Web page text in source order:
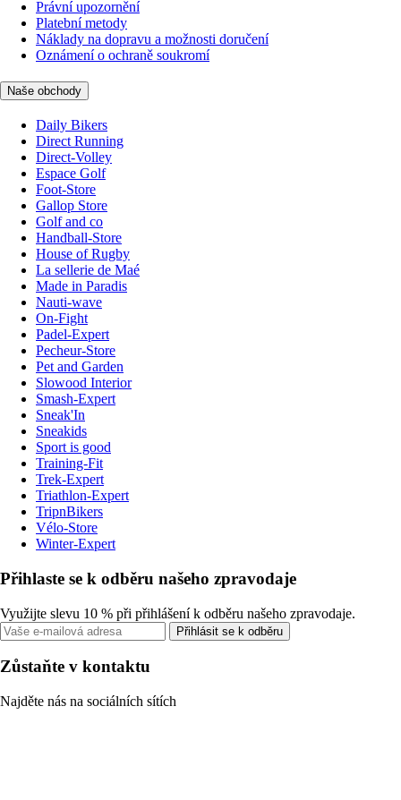
Právní upozornění
Platební metody
Náklady na dopravu a možnosti doručení
Oznámení o ochraně soukromí
Naše obchody
Daily Bikers
Direct Running
Direct-Volley
Espace Golf
Foot-Store
Gallop Store
Golf and co
Handball-Store
House of Rugby
La sellerie de Maé
Made in Paradis
Nauti-wave
On-Fight
Padel-Expert
Pecheur-Store
Pet and Garden
Slowood Interior
Smash-Expert
Sneak'In
Sneakids
Sport is good
Training-Fit
Trek-Expert
Triathlon-Expert
TripnBikers
Vélo-Store
Winter-Expert
Přihlaste se k odběru našeho zpravodaje
Využijte slevu 10 % při přihlášení k odběru našeho zpravodaje.
Přihlásit se k odběru
Zůstaňte v kontaktu
Najděte nás na sociálních sítích